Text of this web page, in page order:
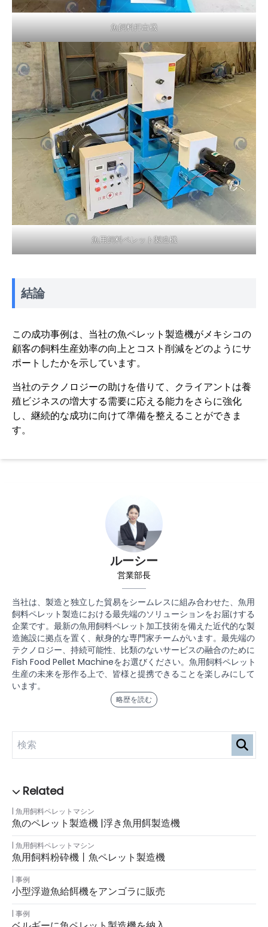
ルーシー
営業部長
当社は、製造と独立した貿易をシームレスに組み合わせた、魚用
飼料ペレット製造における最先端のソリューションをお届けする
企業です。最新の魚用飼料ペレット加工技術を備えた近代的な製
造施設に拠点を置く、献身的な専門家チームがいます。最先端の
テクノロジー、持続可能性、比類のないサービスの融合のために
Fish Food Pellet Machineをお選びください。魚用飼料ペレット
生産の未来を形作る上で、皆様と提携できることを楽しみにして
います。
略歴を読む
魚用飼料ペレットマシン
魚のペレット製造機 |浮き魚用餌製造機
魚用飼料ペレットマシン
魚用飼料粉砕機丨魚ペレット製造機
事例
小型浮遊魚給餌機をアンゴラに販売
事例
魚飼料押出機
魚用飼料ペレット製造機
結論
この成功事例は、当社の魚ペレット製造機がメキシコの
顧客の飼料生産効率の向上とコスト削減をどのようにサ
ポートしたかを示しています。
当社のテクノロジーの助けを借りて、クライアントは養
殖ビジネスの増大する需要に応える能力をさらに強化
し、継続的な成功に向けて準備を整えることができま
す。